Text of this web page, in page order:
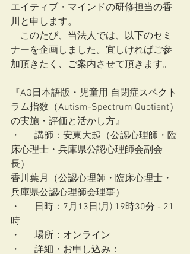
エイティブ・マインドの研修担当の香
川と申します。
このたび、当法人では、以下のセミ
ナーを企画しました。宜しければご参
加頂きたく、ご案内させて頂きます。
『AQ日本語版・児童用 自閉症スペクト
ラム指数（Autism-Spectrum Quotient）
の実施・評価と活かし方』
・	講師：安東大起（公認心理師・臨
床心理士・兵庫県公認心理師会副会
長）
香川葉月（公認心理師・臨床心理士・
兵庫県公認心理師会理事）
・	日時：7月13日(月) 19時30分 - 21
時
・	場所：オンライン
・	詳細・お申し込み：